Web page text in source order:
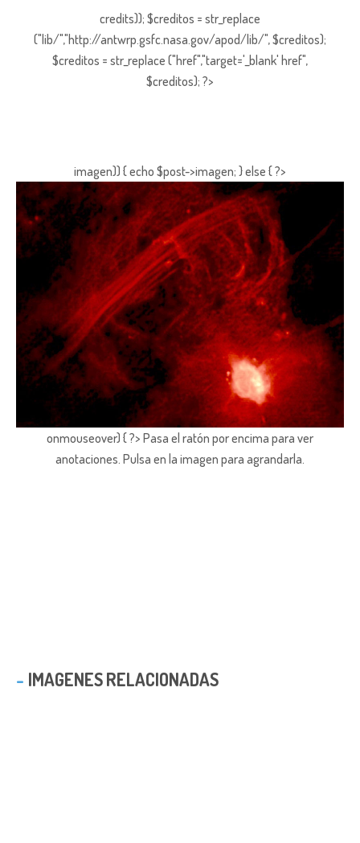
credits)); $creditos = str_replace
("lib/","http://antwrp.gsfc.nasa.gov/apod/lib/", $creditos);
$creditos = str_replace ("href","target='_blank' href",
$creditos); ?>
imagen)) { echo $post->imagen; } else { ?>
onmouseover) { ?> Pasa el ratón por encima para ver
anotaciones. Pulsa en la imagen para agrandarla.
IMAGENES RELACIONADAS